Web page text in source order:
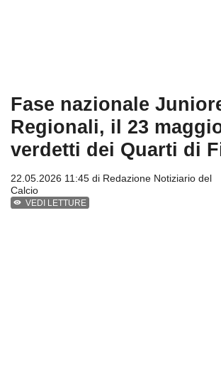
Fase nazionale
Regionali, il 23
verdetti dei Quarti di
22.05.2026 11:45 di Redazione Notiziario del
Calcio
VEDI LETTURE